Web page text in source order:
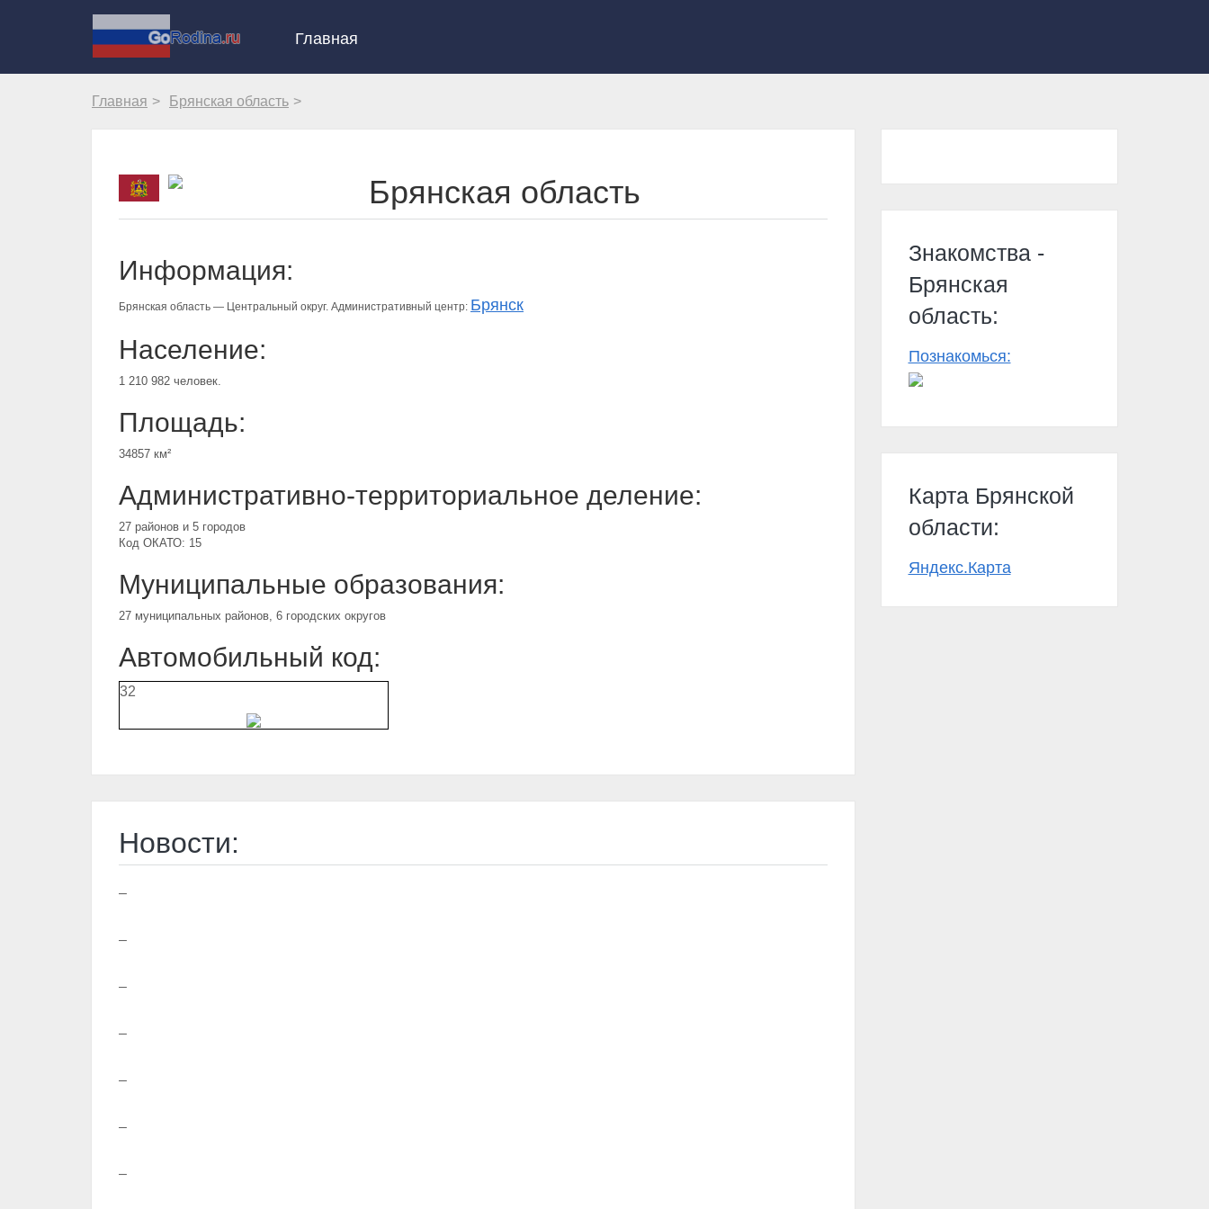
Главная
Главная Брянская область
Брянская область
Информация:
Брянская область — Центральный округ. Административный центр: Брянск
Население:
1 210 982 человек.
Площадь:
34857 км²
Административно-территориальное деление:
27 районов и 5 городов
Код ОКАТО: 15
Муниципальные образования:
27 муниципальных районов, 6 городских округов
Автомобильный код:
32
Новости:
–
–
–
–
–
–
–
Знакомства -
Брянская
область:
Познакомься:
Карта Брянской
области:
Яндекс.Карта